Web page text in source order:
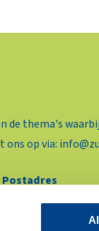
de thema's
ons op via:
Postadres
Postbus 93453